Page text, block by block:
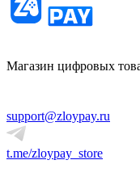
Магазин цифровых
support@zloypay.ru
t.me/zloypay_store